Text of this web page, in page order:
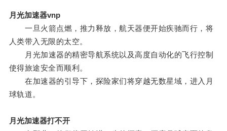
月光加速器vnp
一旦火箭点燃，推力释放，航天器便开始疾驰而行，将
人类带入无限的太空。
月光加速器的精密导航系统以及高度自动化的飞行控制
使得旅途安全而顺利。
在加速器的引导下，探险家们将穿越无数星域，进入月
球轨道。
月光加速器打不开